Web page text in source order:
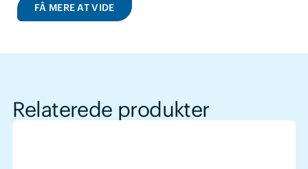
FÅ MERE AT VIDE
Relaterede produkter